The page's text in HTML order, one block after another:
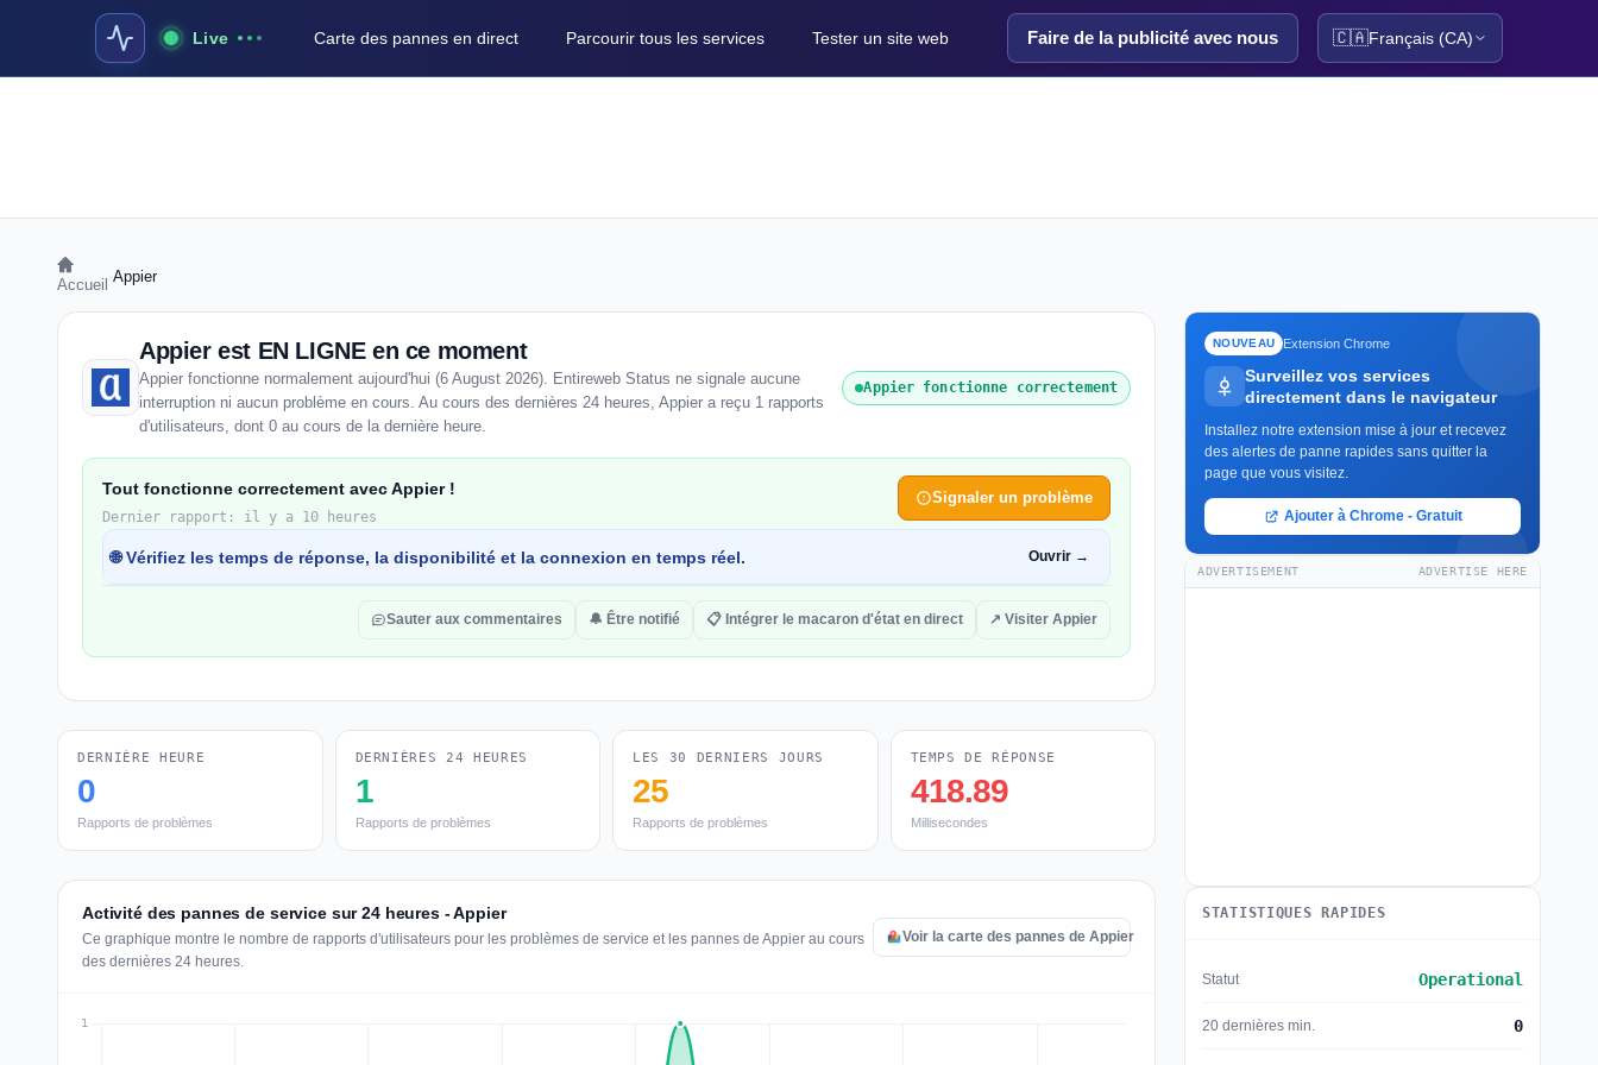
Live Carte des pannes en direct Parcourir tous les services Tester un site web Faire de la publicité avec nous 🇨🇦Français (CA)
Accueil Appier
Appier est EN LIGNE en ce moment
Appier fonctionne normalement aujourd'hui (6 August 2026). Entireweb Status ne signale aucune
interruption ni aucun problème en cours. Au cours des dernières 24 heures, Appier a reçu 1 rapports
d'utilisateurs, dont 0 au cours de la dernière heure.
Appier fonctionne correctement
Tout fonctionne correctement avec Appier !
Dernier rapport: il y a 10 heures
Signaler un problème
🌐 Vérifiez les temps de réponse, la disponibilité et la connexion en temps réel. Ouvrir →
Sauter aux commentaires 🔔 Être notifié 📋 Intégrer le macaron d'état en direct ↗ Visiter Appier
DERNIÈRE HEURE
0
Rapports de problèmes
DERNIÈRES 24 HEURES
1
Rapports de problèmes
LES 30 DERNIERS JOURS
25
Rapports de problèmes
TEMPS DE RÉPONSE
418.89
Millisecondes
Activité des pannes de service sur 24 heures - Appier
Ce graphique montre le nombre de rapports d'utilisateurs pour les problèmes de service et les pannes de Appier au cours
des dernières 24 heures.
Voir la carte des pannes de Appier
NOUVEAU Extension Chrome
Surveillez vos services
directement dans le navigateur
Installez notre extension mise à jour et recevez
des alertes de panne rapides sans quitter la
page que vous visitez.
Ajouter à Chrome - Gratuit
ADVERTISEMENT ADVERTISE HERE
STATISTIQUES RAPIDES
Statut Operational
20 dernières min. 0